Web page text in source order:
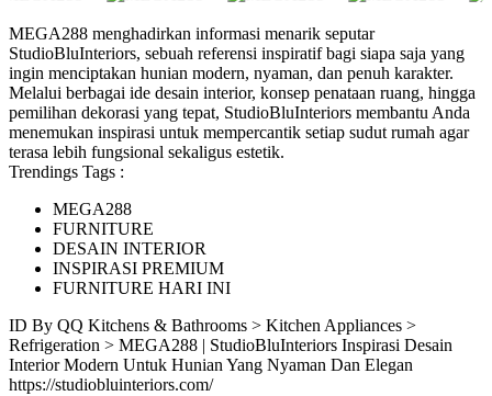
MEGA288 menghadirkan informasi menarik seputar
StudioBluInteriors, sebuah referensi inspiratif bagi siapa saja yang
ingin menciptakan hunian modern, nyaman, dan penuh karakter.
Melalui berbagai ide desain interior, konsep penataan ruang, hingga
pemilihan dekorasi yang tepat, StudioBluInteriors membantu Anda
menemukan inspirasi untuk mempercantik setiap sudut rumah agar
terasa lebih fungsional sekaligus estetik.
Trendings Tags :
MEGA288
FURNITURE
DESAIN INTERIOR
INSPIRASI PREMIUM
FURNITURE HARI INI
ID By QQ Kitchens & Bathrooms > Kitchen Appliances >
Refrigeration > MEGA288 | StudioBluInteriors Inspirasi Desain
Interior Modern Untuk Hunian Yang Nyaman Dan Elegan
https://studiobluinteriors.com/